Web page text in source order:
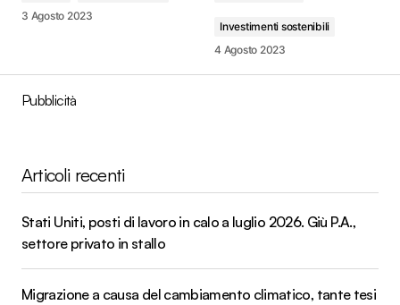
3 Agosto 2023
Investimenti sostenibili
4 Agosto 2023
Pubblicità
Articoli recenti
Stati Uniti, posti di lavoro in calo a luglio 2026. Giù P.A.,
settore privato in stallo
Migrazione a causa del cambiamento climatico, tante tesi